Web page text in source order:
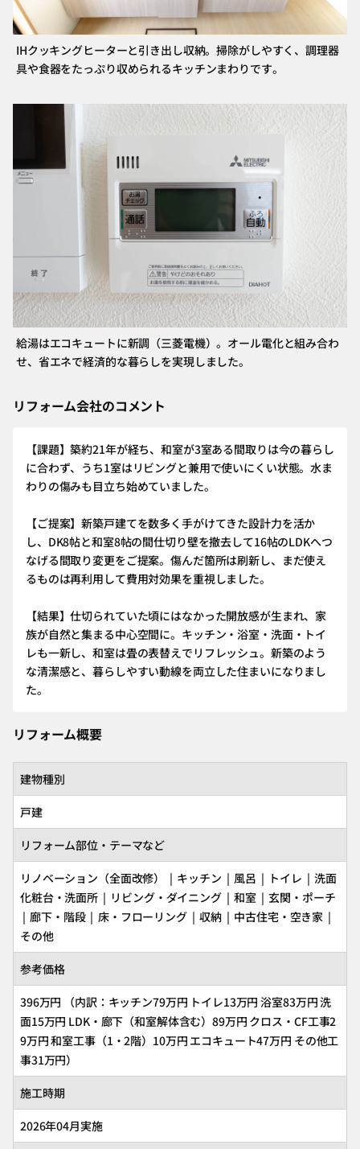
IHクッキングヒーターと引き出し収納。掃除がしやすく、調理器
具や食器をたっぷり収められるキッチンまわりです。
給湯はエコキュートに新調（三菱電機）。オール電化と組み合わ
せ、省エネで経済的な暮らしを実現しました。
リフォーム会社のコメント
【課題】築約21年が経ち、和室が3室ある間取りは今の暮らし
に合わず、うち1室はリビングと兼用で使いにくい状態。水ま
わりの傷みも目立ち始めていました。
【ご提案】新築戸建てを数多く手がけてきた設計力を活か
し、DK8帖と和室8帖の間仕切り壁を撤去して16帖のLDKへつ
なげる間取り変更をご提案。傷んだ箇所は刷新し、まだ使え
るものは再利用して費用対効果を重視しました。
【結果】仕切られていた頃にはなかった開放感が生まれ、家
族が自然と集まる中心空間に。キッチン・浴室・洗面・トイ
レも一新し、和室は畳の表替えでリフレッシュ。新築のよう
な清潔感と、暮らしやすい動線を両立した住まいになりまし
た。
リフォーム概要
建物種別
戸建
リフォーム部位・テーマなど
リノベーション（全面改修） | キッチン | 風呂 | トイレ | 洗面
化粧台・洗面所 | リビング・ダイニング | 和室 | 玄関・ポーチ
| 廊下・階段 | 床・フローリング | 収納 | 中古住宅・空き家 |
その他
参考価格
396万円 （内訳：キッチン79万円 トイレ13万円 浴室83万円 洗
面15万円 LDK・廊下（和室解体含む）89万円 クロス・CF工事2
9万円 和室工事（1・2階）10万円 エコキュート47万円 その他工
事31万円）
施工時期
2026年04月実施